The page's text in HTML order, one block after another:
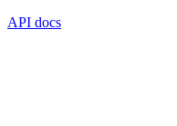
API docs